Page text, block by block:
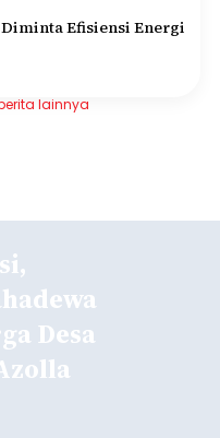
Efisiensi Energi
lainnya
Desa